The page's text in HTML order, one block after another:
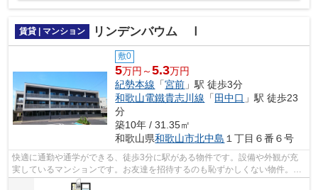
賃貸 | マンション リンデンバウム Ⅰ
敷0
5万円～5.3万円
紀勢本線 「宮前 」駅 徒歩3分
和歌山電鐵貴志川線 「 田中口 」駅 徒歩23
分
築10年 / 31.35㎡
和歌山県和歌山市北中島 １丁目６番６号
快適に通勤や通学ができる、徒歩3分に駅がある物件です。設備や外観が充
実しているマンションです。お友達を招待するのも恥ずかしくない物件。住
まい探しの際は、当社へとお問い合わせ...